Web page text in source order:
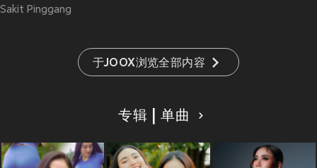
Sakit Pinggang
于JOOX浏览全部内容
专辑 | 单曲